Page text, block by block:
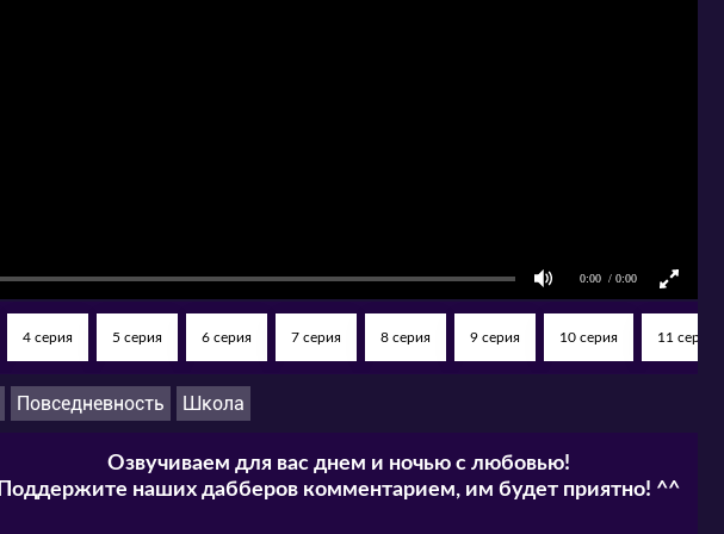
4 серия 5 серия 6 серия 7 серия 8 серия 9 серия 10 серия 11 серия
Повседневность Школа
Озвучиваем для вас днем и ночью с любовью!
Поддержите наших дабберов комментарием, им будет приятно! ^^